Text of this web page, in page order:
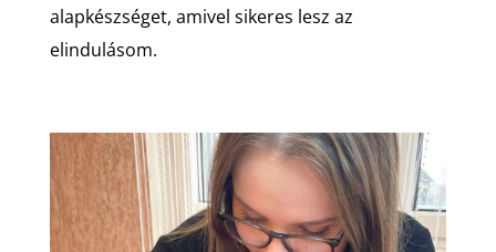
alapkészséget, amivel sikeres lesz az
elindulásom.